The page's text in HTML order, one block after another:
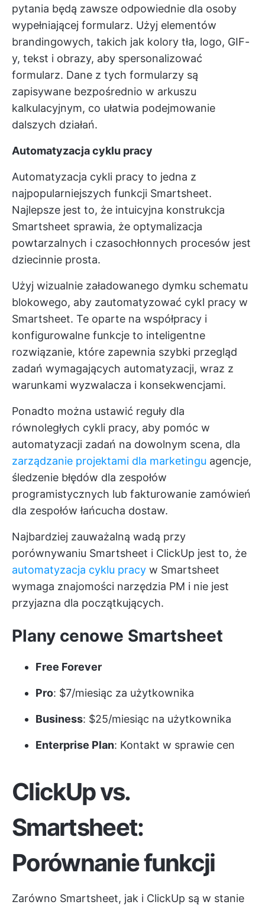
pytania będą zawsze odpowiednie dla osoby
wypełniającej formularz. Użyj elementów
brandingowych, takich jak kolory tła, logo, GIF-
y, tekst i obrazy, aby spersonalizować
formularz. Dane z tych formularzy są
zapisywane bezpośrednio w arkuszu
kalkulacyjnym, co ułatwia podejmowanie
dalszych działań.
Automatyzacja cyklu pracy
Automatyzacja cykli pracy to jedna z
najpopularniejszych funkcji Smartsheet.
Najlepsze jest to, że intuicyjna konstrukcja
Smartsheet sprawia, że optymalizacja
powtarzalnych i czasochłonnych procesów jest
dziecinnie prosta.
Użyj wizualnie załadowanego dymku schematu
blokowego, aby zautomatyzować cykl pracy w
Smartsheet. Te oparte na współpracy i
konfigurowalne funkcje to inteligentne
rozwiązanie, które zapewnia szybki przegląd
zadań wymagających automatyzacji, wraz z
warunkami wyzwalacza i konsekwencjami.
Ponadto można ustawić reguły dla
równoległych cykli pracy, aby pomóc w
automatyzacji zadań na dowolnym scena, dla
zarządzanie projektami dla marketingu agencje,
śledzenie błędów dla zespołów
programistycznych lub fakturowanie zamówień
dla zespołów łańcucha dostaw.
Najbardziej zauważalną wadą przy
porównywaniu Smartsheet i ClickUp jest to, że
automatyzacja cyklu pracy w Smartsheet
wymaga znajomości narzędzia PM i nie jest
przyjazna dla początkujących.
Plany cenowe Smartsheet
Free Forever
Pro: $7/miesiąc za użytkownika
Business: $25/miesiąc na użytkownika
Enterprise Plan: Kontakt w sprawie cen
ClickUp vs.
Smartsheet:
Porównanie funkcji
Zarówno Smartsheet, jak i ClickUp są w stanie